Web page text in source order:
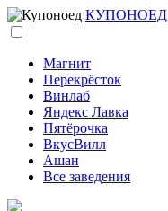
КУПОНОЕД
Магнит
Перекрёсток
Винлаб
Яндекс Лавка
Пятёрочка
ВкусВилл
Ашан
Все заведения